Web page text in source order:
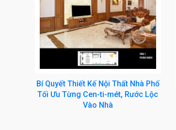
Bí Quyết Thiết Kế Nội Thất Nhà Phố
Tối Ưu Từng Cen-ti-mét, Rước Lộc
Vào Nhà